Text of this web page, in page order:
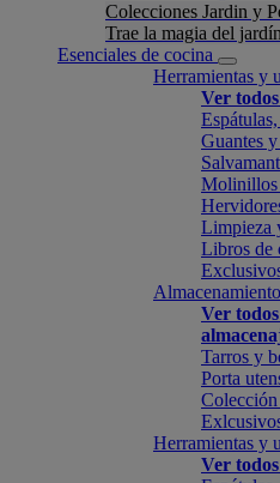
Colecciones Jardin y
Trae la magia del
Esenciales de cocina
Herramientas y
Ver
Guantes
Molinillos
Limpieza
Libros de
Almacenamiento
Ver
Tarros y
Porta
Herramientas y
Ver